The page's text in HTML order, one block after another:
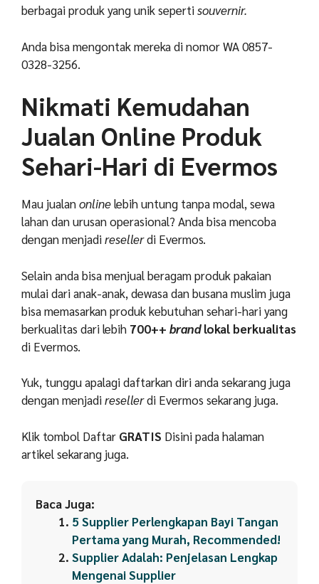
berbagai produk yang unik sepertisouvernir.
Anda bisa mengontak mereka di nomor WA 0857-
0328-3256.
Nikmati Kemudahan
Jualan Online Produk
Sehari-Hari di Evermos
Mau jualanonlinelebih untung tanpa modal, sewa
lahan dan urusan operasional? Anda bisa mencoba
dengan menjadiresellerdi Evermos.
Selain anda bisa menjual beragam produk pakaian
mulai dari anak-anak, dewasa dan busana muslim juga
bisa memasarkan produk kebutuhan sehari-hari yang
berkualitas dari lebih 700++ brandlokal berkualitas
di Evermos.
Yuk, tunggu apalagi daftarkan diri anda sekarang juga
dengan menjadiresellerdi Evermos sekarang juga.
Klik tombol Daftar GRATIS Disini pada halaman
artikel sekarang juga.
Baca Juga:
5 Supplier Perlengkapan Bayi Tangan
Pertama yang Murah, Recommended!
Supplier Adalah: Penjelasan Lengkap
Mengenai Supplier